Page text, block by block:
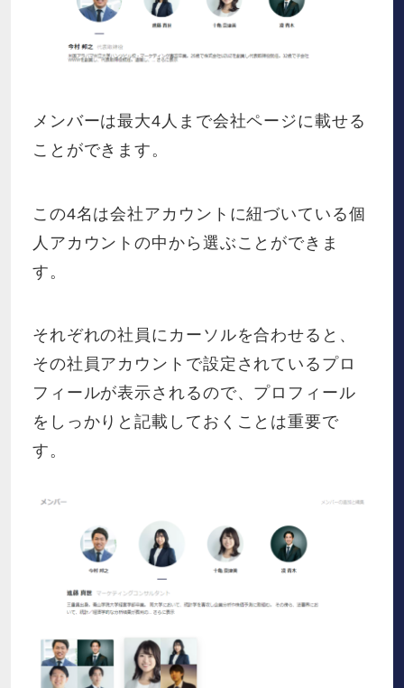
メンバーは最大4人まで会社ページに載せる
ことができます。
この4名は会社アカウントに紐づいている個
人アカウントの中から選ぶことができま
す。
それぞれの社員にカーソルを合わせると、
その社員アカウントで設定されているプロ
フィールが表示されるので、プロフィール
をしっかりと記載しておくことは重要で
す。